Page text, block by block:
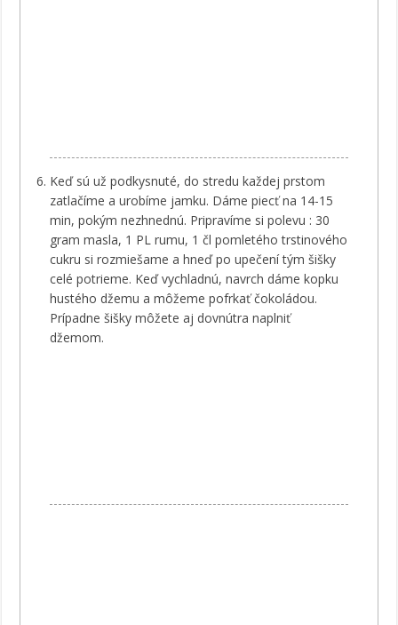
Keď sú už podkysnuté, do stredu každej prstom
zatlačíme a urobíme jamku. Dáme piecť na 14-15
min, pokým nezhnednú. Pripravíme si polevu : 30
gram masla, 1 PL rumu, 1 čl pomletého trstinového
cukru si rozmiešame a hneď po upečení tým šišky
celé potrieme. Keď vychladnú, navrch dáme kopku
hustého džemu a môžeme pofrkať čokoládou.
Prípadne šišky môžete aj dovnútra naplniť
džemom.